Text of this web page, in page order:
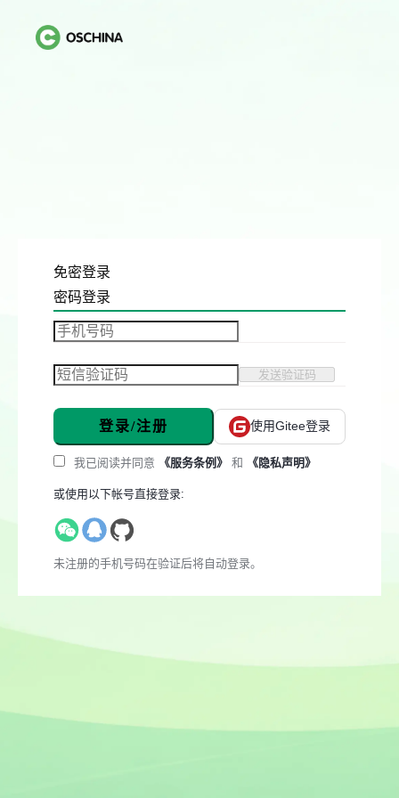
免密登录
密码登录
发送验证码
登录/注册 使用Gitee登录
我已阅读并同意 《服务条例》 和 《隐私声明》
或使用以下帐号直接登录:
未注册的手机号码在验证后将自动登录。